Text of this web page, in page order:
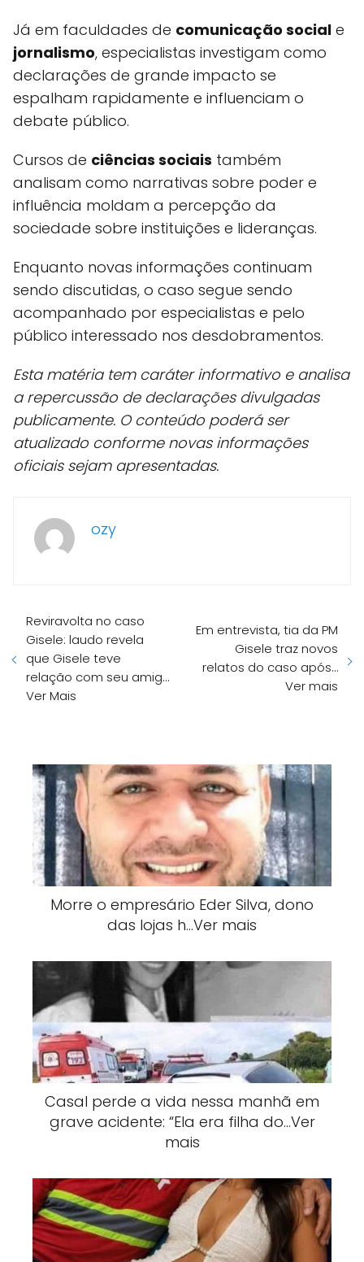
Já em faculdades de comunicação social e
jornalismo, especialistas investigam como
declarações de grande impacto se
espalham rapidamente e influenciam o
debate público.
Cursos de ciências sociais também
analisam como narrativas sobre poder e
influência moldam a percepção da
sociedade sobre instituições e lideranças.
Enquanto novas informações continuam
sendo discutidas, o caso segue sendo
acompanhado por especialistas e pelo
público interessado nos desdobramentos.
Esta matéria tem caráter informativo e analisa
a repercussão de declarações divulgadas
publicamente. O conteúdo poderá ser
atualizado conforme novas informações
oficiais sejam apresentadas.
ozy
Reviravolta no caso
Gisele: laudo revela
que Gisele teve
relação com seu amig…
Ver Mais
Em entrevista, tia da PM
Gisele traz novos
relatos do caso após…
Ver mais
Morre o empresário Eder Silva, dono
das lojas h…Ver mais
Casal perde a vida nessa manhã em
grave acidente: “Ela era filha do…Ver
mais